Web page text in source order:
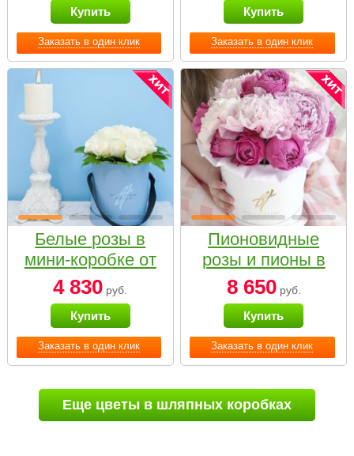
Заказать в один клик
Купить
Заказать в один клик
Купить
Заказать в один клик
Белые розы в
мини-коробке от
Bella Fiori
4 830 руб.
Купить
Заказать в один клик
Пионовидные
розы и пионы в
белой коробке
Small
8 650руб.
Купить
Еще цветы в шляпных коробках